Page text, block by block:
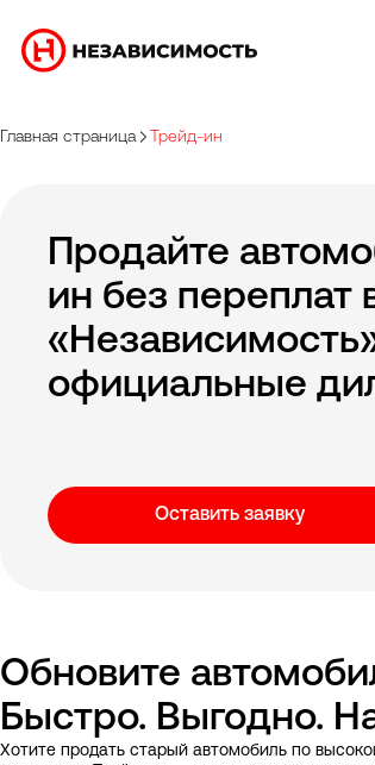
Главная страница Трейд-ин
Продайте
ин без переплат
официальные
Оставить заявку
Обновите
Быстро. Выгодно.
Хотите продать старый автомобиль по